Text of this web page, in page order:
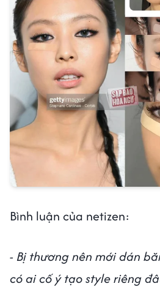
Bình luận của netizen:
- Bị thương nên mới dán
có ai cố ý tạo style riêng